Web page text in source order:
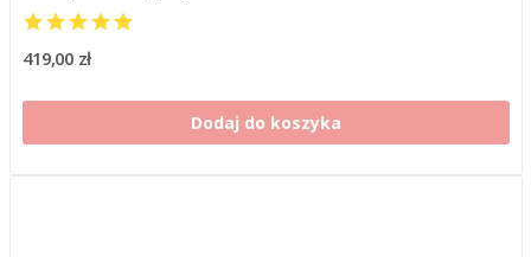
419,00 zł
Dodaj do koszyka